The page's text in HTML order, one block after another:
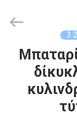
ΣΠΊΤΙ
ΠΡΟΪΌΝΤΑ
Energy
Technology
Reserved.